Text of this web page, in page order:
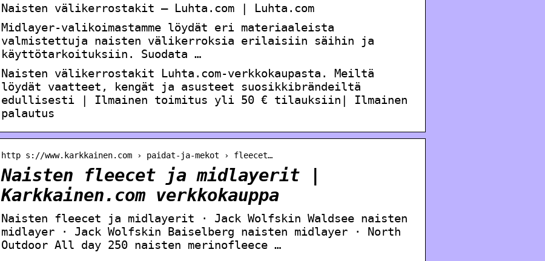
Naisten välikerrostakit – Luhta.com | Luhta.com
Midlayer-valikoimastamme löydät eri materiaaleista
valmistettuja naisten välikerroksia erilaisiin säihin ja
käyttötarkoituksiin. Suodata …
Naisten välikerrostakit Luhta.com-verkkokaupasta. Meiltä
löydät vaatteet, kengät ja asusteet suosikkibrändeiltä
edullisesti | Ilmainen toimitus yli 50 € tilauksiin| Ilmainen
palautus
http s://www.karkkainen.com › paidat-ja-mekot › fleecet…
Naisten fleecet ja midlayerit |
Karkkainen.com verkkokauppa
Naisten fleecet ja midlayerit · Jack Wolfskin Waldsee naisten
midlayer · Jack Wolfskin Baiselberg naisten midlayer · North
Outdoor All day 250 naisten merinofleece …